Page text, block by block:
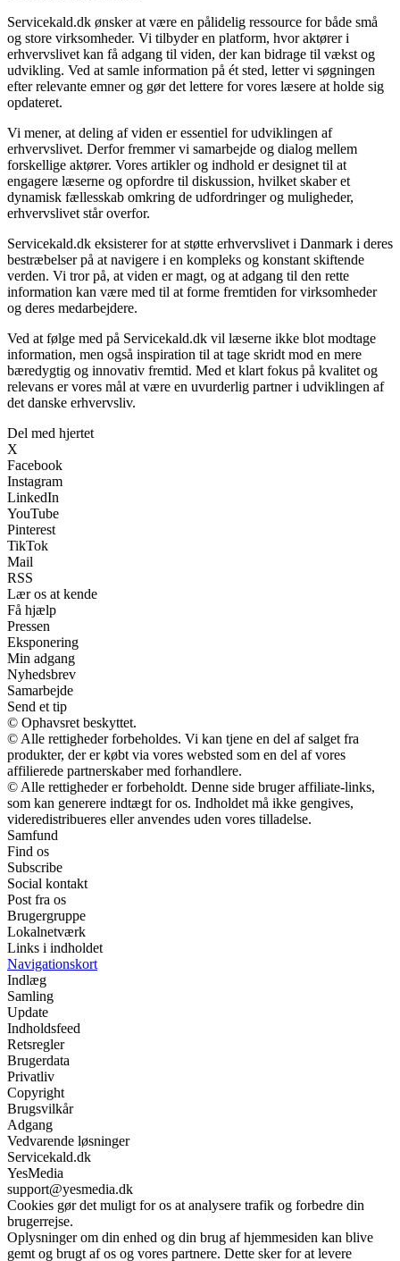
Servicekald.dk ønsker at være en pålidelig ressource for både små
og store virksomheder. Vi tilbyder en platform, hvor aktører i
erhvervslivet kan få adgang til viden, der kan bidrage til vækst og
udvikling. Ved at samle information på ét sted, letter vi søgningen
efter relevante emner og gør det lettere for vores læsere at holde sig
opdateret.
Vi mener, at deling af viden er essentiel for udviklingen af
erhvervslivet. Derfor fremmer vi samarbejde og dialog mellem
forskellige aktører. Vores artikler og indhold er designet til at
engagere læserne og opfordre til diskussion, hvilket skaber et
dynamisk fællesskab omkring de udfordringer og muligheder,
erhvervslivet står overfor.
Servicekald.dk eksisterer for at støtte erhvervslivet i Danmark i deres
bestræbelser på at navigere i en kompleks og konstant skiftende
verden. Vi tror på, at viden er magt, og at adgang til den rette
information kan være med til at forme fremtiden for virksomheder
og deres medarbejdere.
Ved at følge med på Servicekald.dk vil læserne ikke blot modtage
information, men også inspiration til at tage skridt mod en mere
bæredygtig og innovativ fremtid. Med et klart fokus på kvalitet og
relevans er vores mål at være en uvurderlig partner i udviklingen af
det danske erhvervsliv.
Del med hjertet
X
Facebook
Instagram
LinkedIn
YouTube
Pinterest
TikTok
Mail
RSS
Lær os at kende
Få hjælp
Pressen
Eksponering
Min adgang
Nyhedsbrev
Samarbejde
Send et tip
© Ophavsret beskyttet.
© Alle rettigheder forbeholdes. Vi kan tjene en del af salget fra
produkter, der er købt via vores websted som en del af vores
affilierede partnerskaber med forhandlere.
© Alle rettigheder er forbeholdt. Denne side bruger affiliate-links,
som kan generere indtægt for os. Indholdet må ikke gengives,
videredistribueres eller anvendes uden vores tilladelse.
Samfund
Find os
Subscribe
Social kontakt
Post fra os
Brugergruppe
Lokalnetværk
Links i indholdet
Navigationskort
Indlæg
Samling
Update
Indholdsfeed
Retsregler
Brugerdata
Privatliv
Copyright
Brugsvilkår
Adgang
Vedvarende løsninger
Servicekald.dk
YesMedia
support@yesmedia.dk
Cookies gør det muligt for os at analysere trafik og forbedre din
brugerrejse.
Oplysninger om din enhed og din brug af hjemmesiden kan blive
gemt og brugt af os og vores partnere. Dette sker for at levere